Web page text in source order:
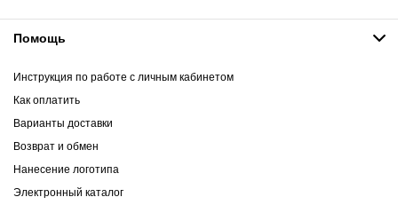
Помощь
Инструкция по работе с личным кабинетом
Как оплатить
Варианты доставки
Возврат и обмен
Нанесение логотипа
Электронный каталог